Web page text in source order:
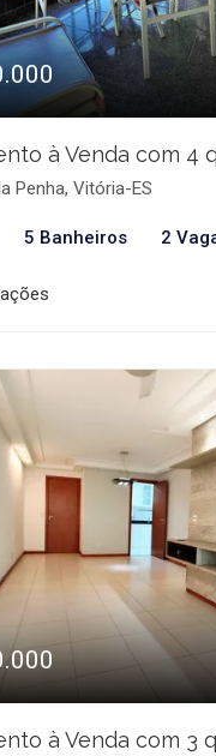
à Venda com 4
Penha, Vitória-ES
5 Banheiros 2
à Venda com 3